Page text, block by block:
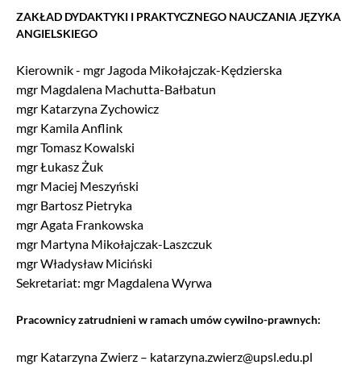
ZAKŁAD DYDAKTYKI I PRAKTYCZNEGO NAUCZANIA JĘZYKA
ANGIELSKIEGO
Kierownik - mgr Jagoda Mikołajczak-Kędzierska
mgr Magdalena Machutta-Bałbatun
mgr Katarzyna Zychowicz
mgr Kamila Anflink
mgr Tomasz Kowalski
mgr Łukasz Żuk
mgr Maciej Meszyński
mgr Bartosz Pietryka
mgr Agata Frankowska
mgr Martyna Mikołajczak-Laszczuk
mgr Władysław Miciński
Sekretariat: mgr Magdalena Wyrwa
Pracownicy zatrudnieni w ramach umów cywilno-prawnych:
mgr Katarzyna Zwierz – katarzyna.zwierz@upsl.edu.pl